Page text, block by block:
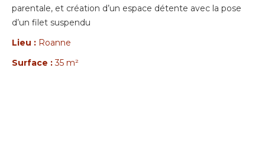
parentale, et création d’un espace détente avec la pose
d’un filet suspendu
Lieu : Roanne
Surface :35 m²